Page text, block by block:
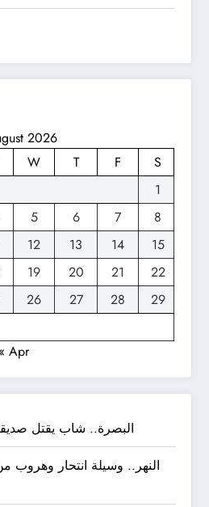
2026
W T F
S
1
5 6 7
8
12 13 14
15
19 20 21
22
26 27 28
29
Apr
البصرة.. شاب يقتل صديقه
النهر.. وسيلة انتحار وهروب